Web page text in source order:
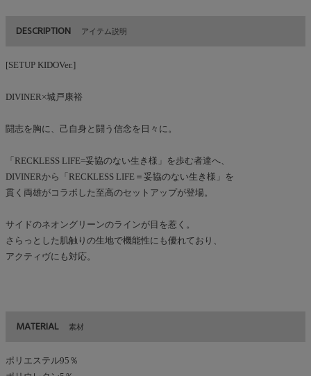
DESCRIPTION アイテム説明
[SETUP KIDOVer.]
DIVINER×城戸康裕
闘志を胸に、己自身と闘う信念を日々に。
「RECKLESS LIFE=妥協のない生き様」を歩む者達へ、
DIVINERから「RECKLESS LIFE＝妥協のない生き様」を
貫く両雄がコラボした至高のセットアップが登場。
サイドのネオングリーンのラインが目を惹く。
さらっとした肌触りの生地で機能性にも優れており、
アクティヴにも対応。
MATERIAL 素材
ポリエステル95％